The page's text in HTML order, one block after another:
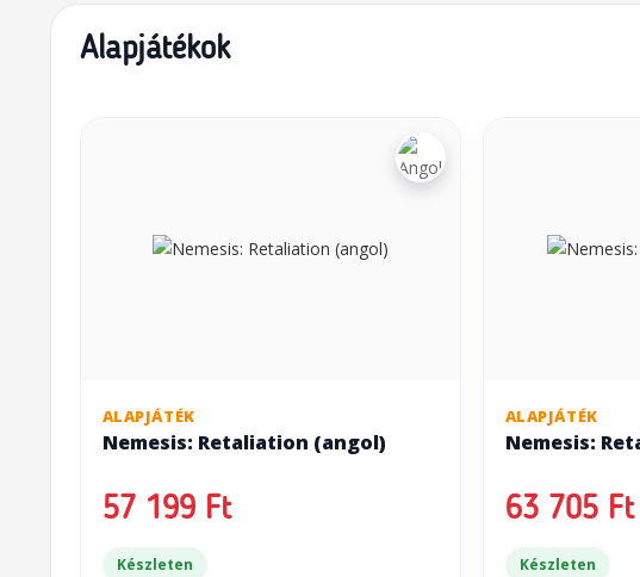
Alapjátékok
ALAPJÁTÉK
Nemesis: Retaliation (angol)
57 199 Ft
Készleten
ALAPJÁTÉK
Nemesis:
63 705 Ft
Készleten